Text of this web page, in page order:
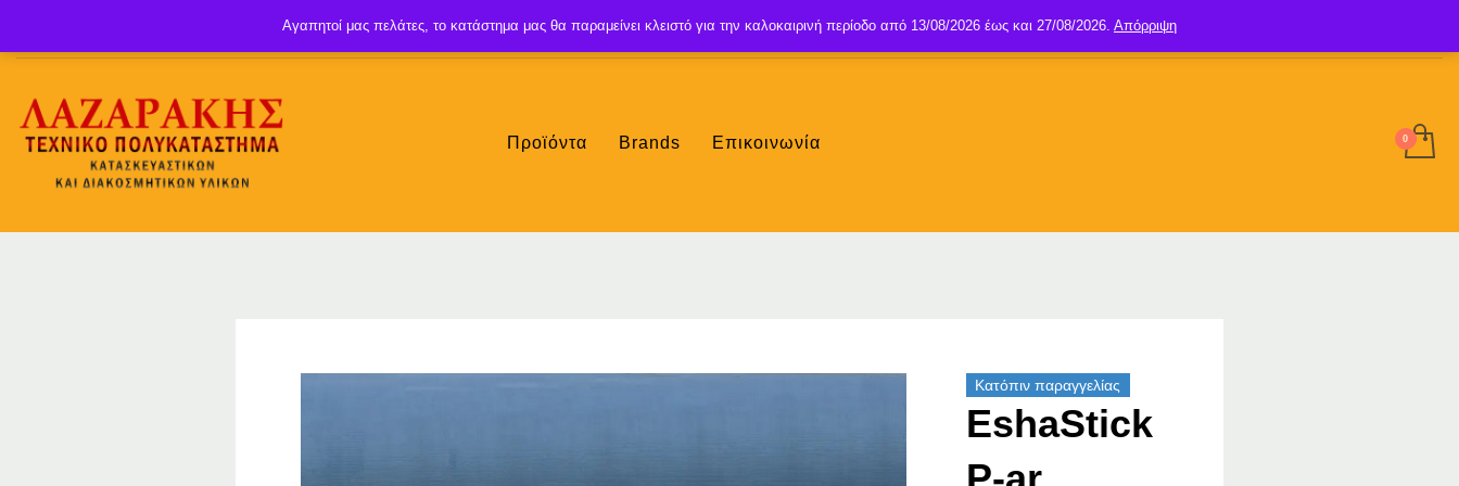
SIGN UP LOGIN
Προϊόντα Brands Επικοινωνία
Κατόπιν παραγγελίας
EshaStick
Αγαπητοί μας πελάτες, το κατάστημα μας θα παραμείνει κλειστό για την καλοκαιρινή περίοδο από 13/08/2026 έως και 27/08/2026. Απόρριψη